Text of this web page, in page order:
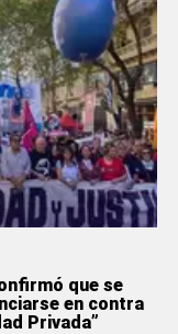
que se
en contra
Privada”